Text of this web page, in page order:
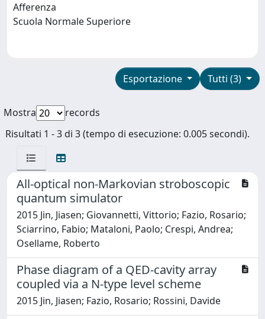
Afferenza
Scuola Normale Superiore
Tutti (3)
Esportazione
Mostra
records
Risultati 1 - 3 di 3 (tempo di esecuzione: 0.005 secondi).
All-optical non-Markovian stroboscopic
quantum simulator
2015 Jin, Jiasen; Giovannetti, Vittorio; Fazio, Rosario;
Sciarrino, Fabio; Mataloni, Paolo; Crespi, Andrea;
Osellame, Roberto
Phase diagram of a QED-cavity array
coupled via a N-type level scheme
2015 Jin, Jiasen; Fazio, Rosario; Rossini, Davide